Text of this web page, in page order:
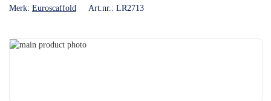
Merk: Euroscaffold Art.nr.: LR2713
Ga